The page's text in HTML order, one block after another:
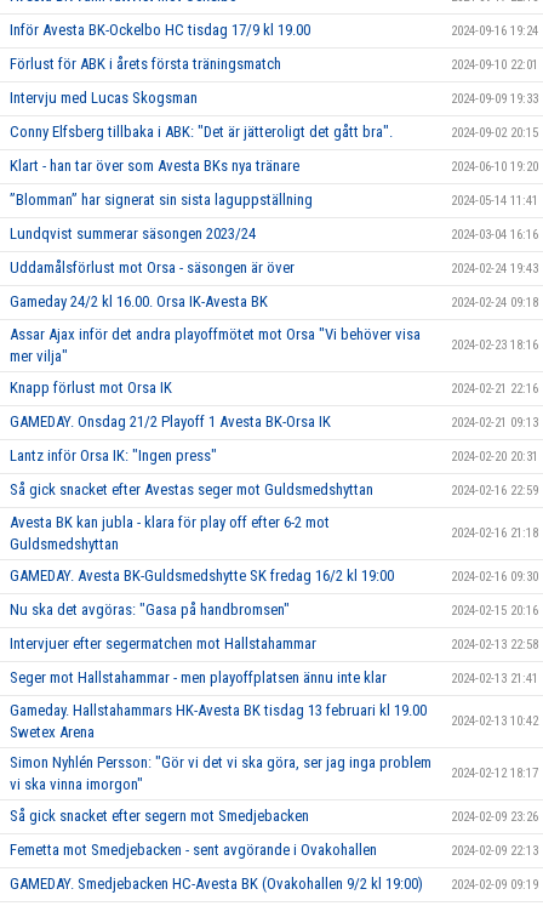
Inför Avesta BK-Ockelbo HC tisdag 17/9 kl 19.00 2024-09-16 19:24
Förlust för ABK i årets första träningsmatch 2024-09-10 22:01
Intervju med Lucas Skogsman 2024-09-09 19:33
Conny Elfsberg tillbaka i ABK: "Det är jätteroligt det gått bra". 2024-09-02 20:15
Klart - han tar över som Avesta BKs nya tränare 2024-06-10 19:20
”Blomman” har signerat sin sista laguppställning 2024-05-14 11:41
Lundqvist summerar säsongen 2023/24 2024-03-04 16:16
Uddamålsförlust mot Orsa - säsongen är över 2024-02-24 19:43
Gameday 24/2 kl 16.00. Orsa IK-Avesta BK 2024-02-24 09:18
Assar Ajax inför det andra playoffmötet mot Orsa "Vi behöver visa
mer vilja"
2024-02-23 18:16
Knapp förlust mot Orsa IK 2024-02-21 22:16
GAMEDAY. Onsdag 21/2 Playoff 1 Avesta BK-Orsa IK 2024-02-21 09:13
Lantz inför Orsa IK: "Ingen press" 2024-02-20 20:31
Så gick snacket efter Avestas seger mot Guldsmedshyttan 2024-02-16 22:59
Avesta BK kan jubla - klara för play off efter 6-2 mot
Guldsmedshyttan
2024-02-16 21:18
GAMEDAY. Avesta BK-Guldsmedshytte SK fredag 16/2 kl 19:00 2024-02-16 09:30
Nu ska det avgöras: "Gasa på handbromsen" 2024-02-15 20:16
Intervjuer efter segermatchen mot Hallstahammar 2024-02-13 22:58
Seger mot Hallstahammar - men playoffplatsen ännu inte klar 2024-02-13 21:41
Gameday. Hallstahammars HK-Avesta BK tisdag 13 februari kl 19.00
Swetex Arena
2024-02-13 10:42
Simon Nyhlén Persson: "Gör vi det vi ska göra, ser jag inga problem
vi ska vinna imorgon"
2024-02-12 18:17
Så gick snacket efter segern mot Smedjebacken 2024-02-09 23:26
Femetta mot Smedjebacken - sent avgörande i Ovakohallen 2024-02-09 22:13
GAMEDAY. Smedjebacken HC-Avesta BK (Ovakohallen 9/2 kl 19:00) 2024-02-09 09:19